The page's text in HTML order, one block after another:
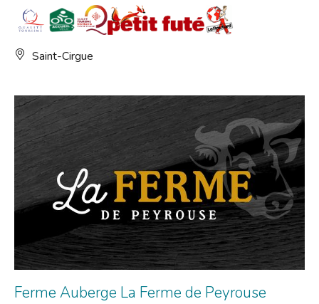
Saint-Cirgue
Ferme Auberge La Ferme de Peyrouse